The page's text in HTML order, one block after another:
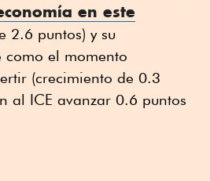
en este
2.6 puntos) y su
como el momento
(crecimiento de 0.3
al ICE avanzar 0.6 puntos